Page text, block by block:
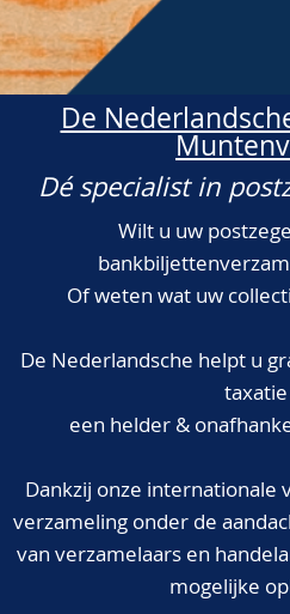
De
Dé specialist in
Wilt u uw
Of weten wat uw
De Nederlandsche helpt u
een helder &
Dankzij onze internationale
verzameling onder de
van verzamelaars en
mogelijke